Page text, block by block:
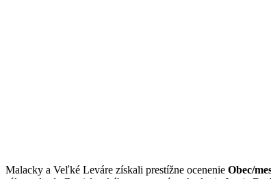
Malacky a Veľké Leváre získali prestížne ocenenie Obec/